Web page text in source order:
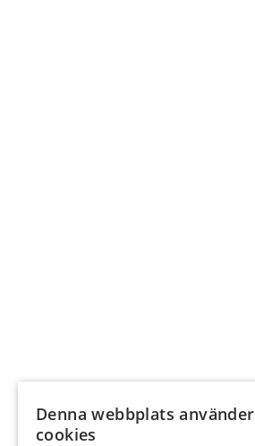
Denna webbplats använder
cookies